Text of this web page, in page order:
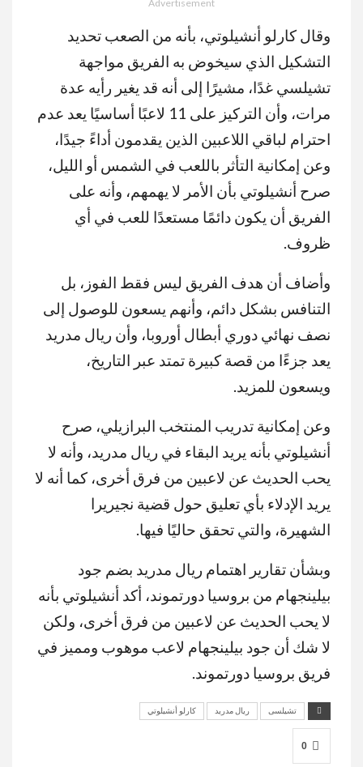
MUTE
Advertisement
وقال كارلو أنشيلوتي، بأنه من الصعب تحديد
التشكيل الذي سيخوض به الفريق مواجهة
تشيلسي غدًا، مشيرًا إلى أنه قد يغير رأيه عدة
مرات، وأن التركيز على 11 لاعبًا أساسيًا يعد عدم
احترام لباقي اللاعبين الذين يقدمون أداءً جيدًا،
وعن إمكانية التأثر باللعب في الشمس أو الليل،
صرح أنشيلوتي بأن الأمر لا يهمهم، وأنه على
الفريق أن يكون دائمًا مستعدًا للعب في أي
ظروف.
وأضاف أن هدف الفريق ليس فقط الفوز، بل
التنافس بشكل دائم، وأنهم يسعون للوصول إلى
نصف نهائي دوري أبطال أوروبا، وأن ريال مدريد
يعد جزءًا من قصة كبيرة تمتد عبر التاريخ،
ويسعون للمزيد.
وعن إمكانية تدريب المنتخب البرازيلي، صرح
أنشيلوتي بأنه يريد البقاء في ريال مدريد، وأنه لا
يحب الحديث عن لاعبين من فرق أخرى، كما أنه لا
يريد الإدلاء بأي تعليق حول قضية نجيريرا
الشهيرة، والتي تحقق حاليًا فيها.
وبشأن تقارير اهتمام ريال مدريد بضم جود
بيلينجهام من بروسيا دورتموند، أكد أنشيلوتي بأنه
لا يحب الحديث عن لاعبين من فرق أخرى، ولكن
لا شك أن جود بيلينجهام لاعب موهوب ومميز في
فريق بروسيا دورتموند.
تشيلسى ريال مدريد كارلو أنشيلوتي
0